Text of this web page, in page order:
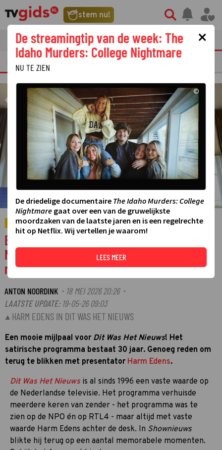
stem nu!
tvgids streaming nieuws
TV FRAGMENTEN AMUSEMENT
©
VIDEO
Bijzondere mijlpaal voor Dit Was Het
Nieuws: 'Sommige dingen zouden we niet
meer doen' (video)
ANTON NOORDINK · 18 MEI 2026 20:26·
LAATSTE UPDATE: 19-05-26 09:03
HARM EDENS IN DIT WAS HET NIEUWS
Een mooie mijlpaal voor Dit Was Het Nieuws! Het
satirische programma bestaat 30 jaar. Genoeg reden om
terug te blikken met presentator Harm Edens.
Dit Was Het Nieuws is al sinds 1996 een vaste waarde op
de Nederlandse televisie. Het programma verhuisde
meerdere keren van zender - het programma was te
zien op de NPO én op RTL4 - maar altijd met vaste
waarde Harm Edens achter de desk. In Shownieuws
blikte hij terug op een aantal memorabele momenten.
×
De streamingtip van de week: The
Idaho Murders: College Nightmare
NU TE ZIEN
©
De driedelige documentaire The Idaho Murders: College
Nightmare gaat over een van de gruwelijkste
moordzaken van de laatste jaren en is een regelrechte
hit op Netflix. Wij vertellen je waarom!
LEES MEER